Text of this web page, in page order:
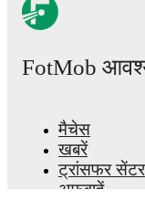
FotMob
मैचेस
खबरें
ट्रांसफर सेंटर
अफवाहें